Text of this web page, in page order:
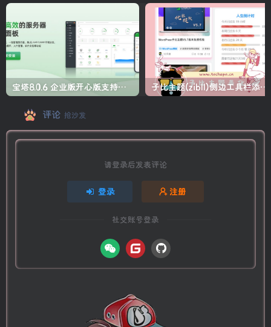
宝塔8.0.6 企业版开心版支持最新升级【一键脚本】 子比主题(zibll)侧边工具栏添加人生倒计时美化
评论 抢沙发
请登录后发表评论
登录 注册
社交账号登录